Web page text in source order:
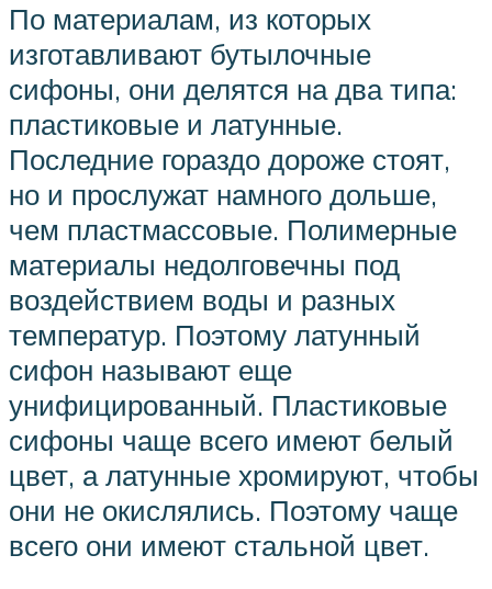
По материалам, из которых
изготавливают бутылочные
сифоны, они делятся на два типа:
пластиковые и латунные.
Последние гораздо дороже стоят,
но и прослужат намного дольше,
чем пластмассовые. Полимерные
материалы недолговечны под
воздействием воды и разных
температур. Поэтому латунный
сифон называют еще
унифицированный. Пластиковые
сифоны чаще всего имеют белый
цвет, а латунные хромируют, чтобы
они не окислялись. Поэтому чаще
всего они имеют стальной цвет.